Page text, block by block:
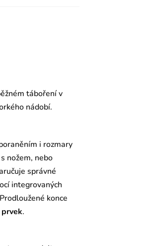
táboření v
nádobí.
i rozmary
nožem, nebo
správné
integrovaných
konce
.